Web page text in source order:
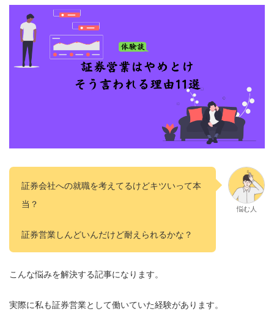
証券会社への就職を考えてるけどキツいって本
当？
証券営業しんどいんだけど耐えられるかな？
悩む人
こんな悩みを解決する記事になります。
実際に私も証券営業として働いていた経験があります。